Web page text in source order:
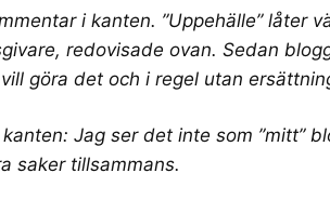
i kanten. ”Uppehälle” låter
redovisade ovan. Sedan
göra det och i regel utan
Jag ser det inte som ”mitt”
saker tillsammans.